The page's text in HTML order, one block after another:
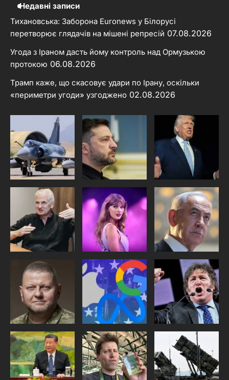
Недавні записи
Тихановська: Заборона Euronews у Білорусі
перетворює глядачів на мішені репресій 07.08.2026
Угода з Іраном дасть йому контроль над Ормузькою
протокою 06.08.2026
Трамп каже, що скасовує удари по Ірану, оскільки
«периметри угоди» узгоджено 02.08.2026